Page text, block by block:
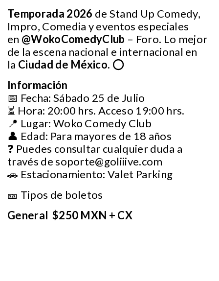
Temporada 2026 de Stand Up Comedy,
Impro, Comedia y eventos especiales
en @WokoComedyClub – Foro. Lo mejor
de la escena nacional e internacional en
la Ciudad de México. ⭕
Información
📅 Fecha: Sábado 25 de Julio
⏳ Hora: 20:00 hrs. Acceso 19:00 hrs.
📍 Lugar: Woko Comedy Club
👤 Edad: Para mayores de 18 años
❓ Puedes consultar cualquier duda a
través desoporte@goliiive.com
🚗 Estacionamiento: Valet Parking
🎫 Tipos de boletos
General $250 MXN + CX